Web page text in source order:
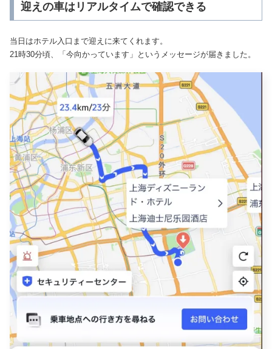
迎えの車はリアルタイムで確認できる
当日はホテル入口まで迎えに来てくれます。
21時30分頃、「今向かっています」というメッセージが届きました。